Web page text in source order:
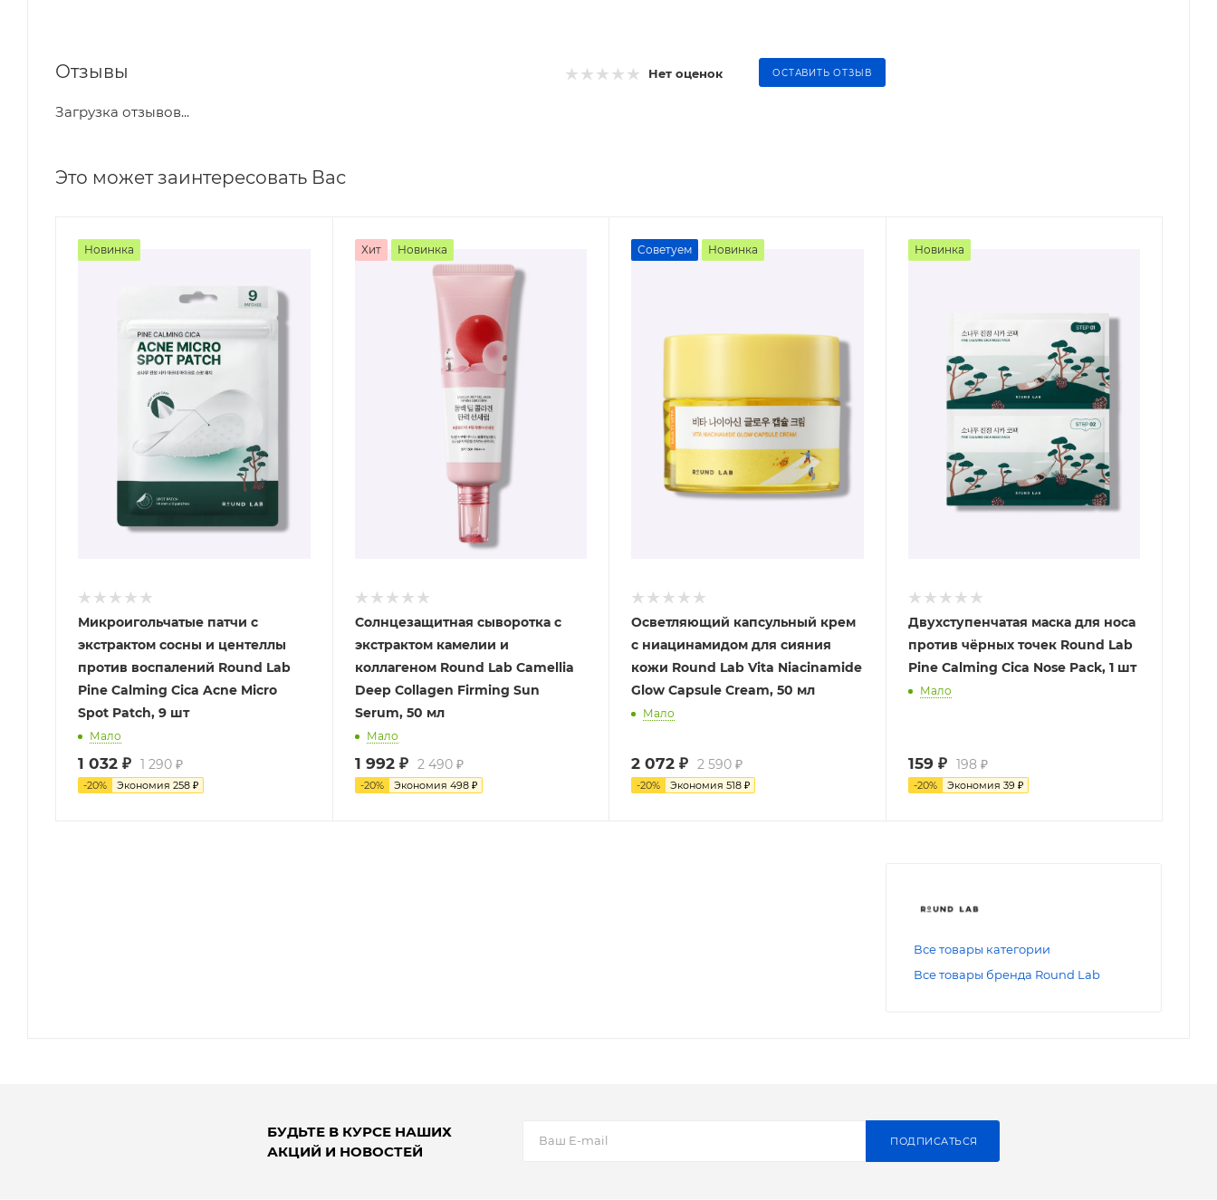
Отзывы Нет оценок ОСТАВИТЬ ОТЗЫВ
Загрузка отзывов...
Это может заинтересовать Вас
Новинка
Микроигольчатые патчи с
экстрактом сосны и центеллы
против воспалений Round Lab
Pine Calming Cica Acne Micro
Spot Patch, 9 шт
Мало
1 032 ₽ 1 290 ₽
-20% Экономия 258 ₽
Хит Новинка
Солнцезащитная сыворотка с
экстрактом камелии и
коллагеном Round Lab Camellia
Deep Collagen Firming Sun
Serum, 50 мл
Мало
1 992₽ 2 490₽
-20% Экономия 498₽
Советуем Новинка
Осветляющий капсульный крем
с ниацинамидом для сияния
кожи Round Lab Vita Niacinamide
Glow Capsule Cream, 50 мл
Мало
2 072 ₽ 2 590 ₽
-20% Экономия 518 ₽
Новинка
Двухступенчатая маска для носа
против чёрных точек Round Lab
Pine Calming Cica Nose Pack, 1 шт
Мало
159₽ 198 ₽
-20% Экономия 39 ₽
Все товары категории
Все товары бренда Round Lab
БУДЬТЕ В КУРСЕ НАШИХ
АКЦИЙ И НОВОСТЕЙ
ПОДПИСАТЬСЯ